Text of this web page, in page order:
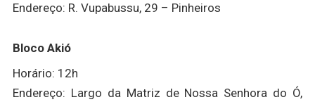
Endereço: R. Vupabussu, 29 – Pinheiros
Bloco Akió
Horário: 12h
Endereço: Largo da Matriz de Nossa Senhora do Ó,